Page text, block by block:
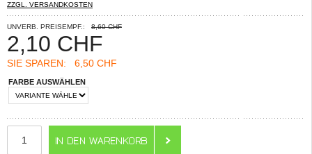
ZZGL. VERSANDKOSTEN
UNVERB. PREISEMPF.: 8,60 CHF
2,10 CHF
SIE SPAREN: 6,50 CHF
FARBE AUSWÄHLEN